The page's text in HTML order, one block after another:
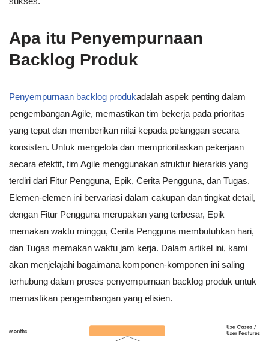
Apa itu Penyempurnaan
Backlog Produk
Penyempurnaan backlog produkadalah aspek penting dalam
pengembangan Agile, memastikan tim bekerja pada prioritas
yang tepat dan memberikan nilai kepada pelanggan secara
konsisten. Untuk mengelola dan memprioritaskan pekerjaan
secara efektif, tim Agile menggunakan struktur hierarkis yang
terdiri dari Fitur Pengguna, Epik, Cerita Pengguna, dan Tugas.
Elemen-elemen ini bervariasi dalam cakupan dan tingkat detail,
dengan Fitur Pengguna merupakan yang terbesar, Epik
memakan waktu minggu, Cerita Pengguna membutuhkan hari,
dan Tugas memakan waktu jam kerja. Dalam artikel ini, kami
akan menjelajahi bagaimana komponen-komponen ini saling
terhubung dalam proses penyempurnaan backlog produk untuk
memastikan pengembangan yang efisien.